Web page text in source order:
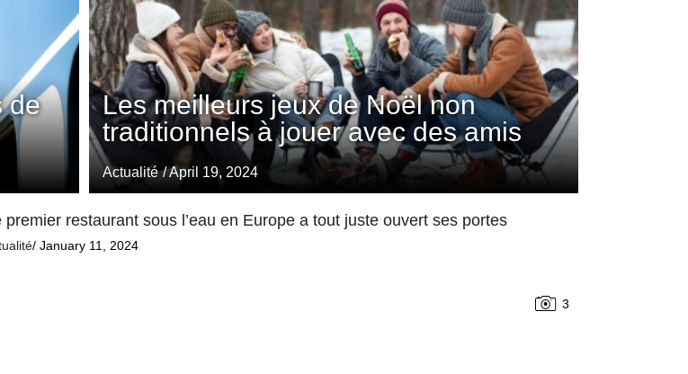
Les meilleurs jeux de Noël non
traditionnels à jouer avec des amis
Actualité / April 19, 2024
de
premier restaurant sous l’eau en Europe a tout juste ouvert ses portes
/ January 11, 2024
3